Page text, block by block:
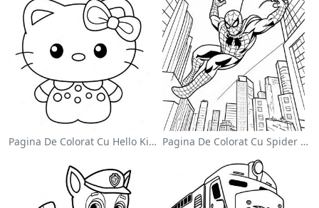
Pagina De Colorat Cu Hello Kitty Drăguță Cu Fundiță Pagina De Colorat Cu Spider Man Swinging Prin Oraș